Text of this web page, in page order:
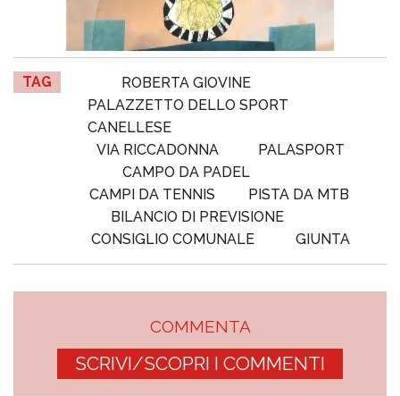
TAG
ROBERTA GIOVINE
PALAZZETTO DELLO SPORT
CANELLESE
VIA RICCADONNA
PALASPORT
CAMPO DA PADEL
CAMPI DA TENNIS
PISTA DA MTB
BILANCIO DI PREVISIONE
CONSIGLIO COMUNALE
GIUNTA
COMMENTA
SCRIVI/SCOPRI I COMMENTI